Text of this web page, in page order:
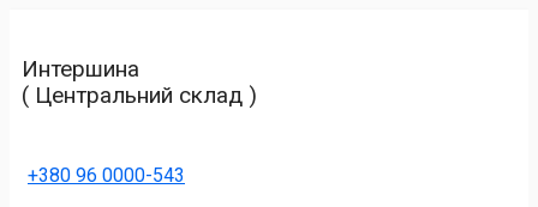
Интершина
( Центральний склад )
+380 96 0000-543